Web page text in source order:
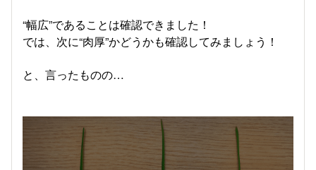
“幅広”であることは確認できました！
では、次に“肉厚”かどうかも確認してみましょう！
と、言ったものの…